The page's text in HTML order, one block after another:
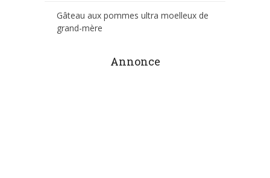
Gâteau aux pommes ultra moelleux de
grand-mère
Annonce